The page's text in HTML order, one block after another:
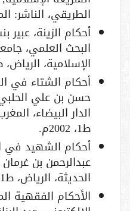
الطريقي، الناشر: المؤلف،
أحكام الزينة، عبير
البحث العلمي،
الإسلامية، الرياض، ط1: 1423هـ/
أحكام الشتاء في
حسن بن علي الحلبي
الدار البيضاء،
ط1، 2002م.
أحكام الشهيد في
عبدالرحمن بن
الحديثة، الرياض، ط1: 1422هـ/2001م.
الأحكام الفقهية